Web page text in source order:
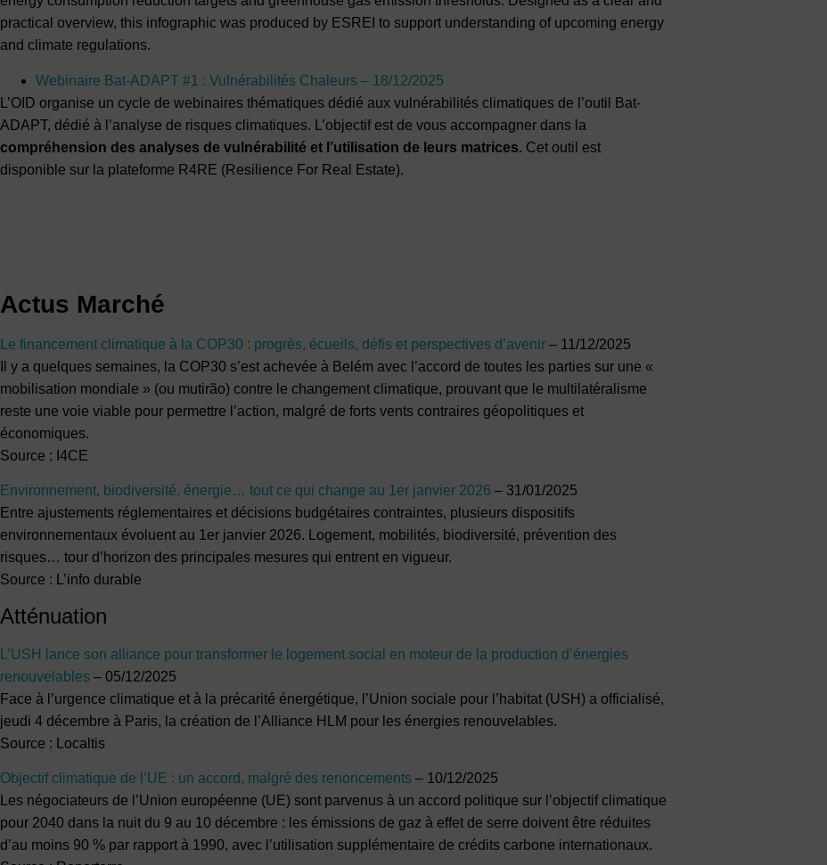
practical overview, this infographic was produced by ESREI to support understanding of upcoming energy
and climate regulations.
Webinaire Bat-ADAPT #1 : Vulnérabilités Chaleurs – 18/12/2025
L’OID organise un cycle de webinaires thématiques dédié aux vulnérabilités climatiques de l’outil Bat-
ADAPT, dédié à l’analyse de risques climatiques. L’objectif est de vous accompagner dans la
compréhension des analyses de vulnérabilité et l’utilisation de leurs matrices. Cet outil est
disponible sur la plateforme R4RE (Resilience For Real Estate).
Actus Marché
Le financement climatique à la COP30 : progrès, écueils, défis et perspectives d’avenir – 11/12/2025
Il y a quelques semaines, la COP30 s’est achevée à Belém avec l’accord de toutes les parties sur une «
mobilisation mondiale » (ou mutirão) contre le changement climatique, prouvant que le multilatéralisme
reste une voie viable pour permettre l’action, malgré de forts vents contraires géopolitiques et
économiques.
Source : I4CE
Environnement, biodiversité, énergie… tout ce qui change au 1er janvier 2026 – 31/01/2025
Entre ajustements réglementaires et décisions budgétaires contraintes, plusieurs dispositifs
environnementaux évoluent au 1er janvier 2026. Logement, mobilités, biodiversité, prévention des
risques… tour d’horizon des principales mesures qui entrent en vigueur.
Source : L’info durable
Atténuation
L’USH lance son alliance pour transformer le logement social en moteur de la production d’énergies
renouvelables – 05/12/2025
Face à l’urgence climatique et à la précarité énergétique, l’Union sociale pour l’habitat (USH) a officialisé,
jeudi 4 décembre à Paris, la création de l’Alliance HLM pour les énergies renouvelables.
Source : Localtis
Objectif climatique de l’UE : un accord, malgré des renoncements – 10/12/2025
Les négociateurs de l’Union européenne (UE) sont parvenus à un accord politique sur l’objectif climatique
pour 2040 dans la nuit du 9 au 10 décembre : les émissions de gaz à effet de serre doivent être réduites
d’au moins 90 % par rapport à 1990, avec l’utilisation supplémentaire de crédits carbone internationaux.